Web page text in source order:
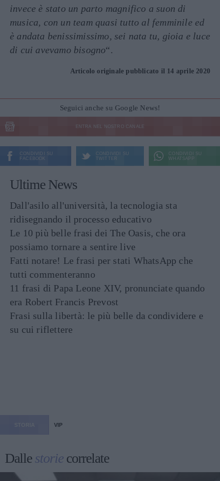
invece è stato un parto magnifico a suon di
musica, con un team quasi tutto al femminile ed
è andata benissimissimo, sei nata tu, gioia e luce
di cui avevamo bisogno“.
Articolo originale pubblicato il 14 aprile 2020
Seguici anche su Google News!
ENTRA NEL NOSTRO CANALE
CONDIVIDI SU
FACEBOOK
CONDIVIDI SU
TWITTER
CONDIVIDI SU
WHATSAPP
Ultime News
Dall'asilo all'università, la tecnologia sta
ridisegnando il processo educativo
Le 10 più belle frasi dei The Oasis, che ora
possiamo tornare a sentire live
Fatti notare! Le frasi per stati WhatsApp che
tutti commenteranno
11 frasi di Papa Leone XIV, pronunciate quando
era Robert Francis Prevost
Frasi sulla libertà: le più belle da condividere e
su cui riflettere
VIP
Dallestorie correlate